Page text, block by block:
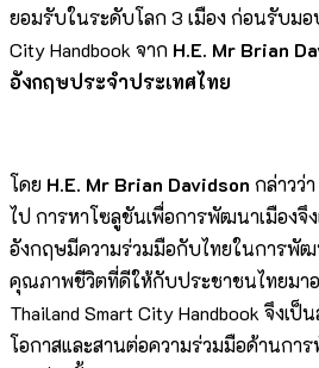
ยอมรับในระดับโลก 3 เมือง ก่อนรับมอ
City Handbook จาก H.E. Mr Brian
อังกฤษประจำประเทศไทย
โดย H.E. Mr Brian Davidson กล่าวว่
ไป การหาโซลูชันเพื่อการพัฒนาเมืองจึ
อังกฤษมีความร่วมมือกับไทยในการพั
คุณภาพชีวิตที่ดีให้กับประชาชนไทยมาอ
Thailand Smart City Handbook จึงเ
โอกาสและสานต่อความร่วมมือด้านกา